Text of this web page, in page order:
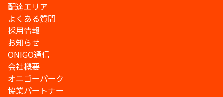
配達エリア
よくある質問
採用情報
お知らせ
ONIGO通信
会社概要
オニゴーパーク
協業パートナー